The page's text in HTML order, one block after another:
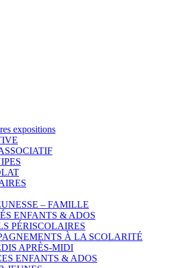
expositions
– FAMILLE
ENFANTS & ADOS
PÉRISCOLAIRES
À LA SCOLARITÉ
APRÈS-MIDI
ENFANTS & ADOS